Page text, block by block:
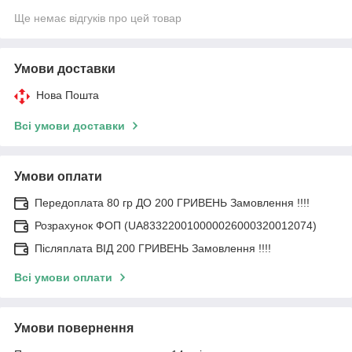
Ще немає відгуків про цей товар
Умови доставки
Нова Пошта
Всі умови доставки
Умови оплати
Передоплата 80 гр ДО 200 ГРИВЕНЬ Замовлення !!!!
Розрахунок ФОП (UA833220010000026000320012074)
Післяплата ВІД 200 ГРИВЕНЬ Замовлення !!!!
Всі умови оплати
Умови повернення